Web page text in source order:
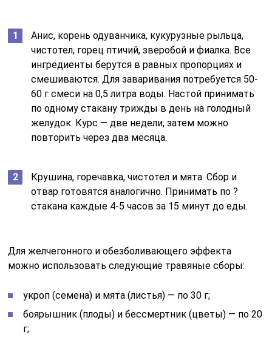
Анис, корень одуванчика, кукурузные рыльца,
чистотел, горец птичий, зверобой и фиалка. Все
ингредиенты берутся в равных пропорциях и
смешиваются. Для заваривания потребуется 50-
60 г смеси на 0,5 литра воды. Настой принимать
по одному стакану трижды в день на голодный
желудок. Курс — две недели, затем можно
повторить через два месяца.
Крушина, горечавка, чистотел и мята. Сбор и
отвар готовятся аналогично. Принимать по ?
стакана каждые 4-5 часов за 15 минут до еды.
Для желчегонного и обезболивающего эффекта
можно использовать следующие травяные сборы:
укроп (семена) и мята (листья) — по 30 г;
боярышник (плоды) и бессмертник (цветы) — по 20
г;